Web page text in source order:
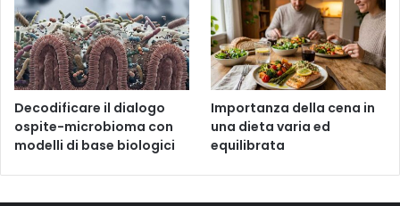
Decodificare il dialogo
ospite-microbioma con
modelli di base biologici
Importanza della cena in
una dieta varia ed
equilibrata